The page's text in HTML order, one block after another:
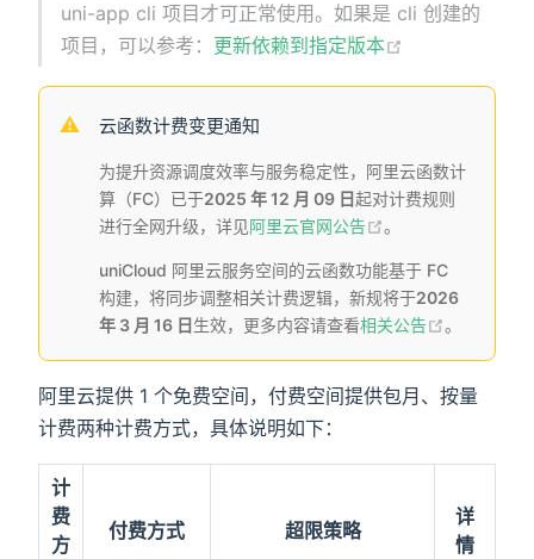
uni-app cli 项目才可正常使用。如果是 cli 创建的
项目，可以参考： 更新依赖到指定版本
云函数计费变更通知
为提升资源调度效率与服务稳定性，阿⾥云函数计
算（FC）已于2025 年 12 ⽉ 09 ⽇起对计费规则
进⾏全⽹升级，详见阿里云官网公告 。
uniCloud 阿里云服务空间的云函数功能基于 FC
构建，将同步调整相关计费逻辑，新规将于2026
年 3 月 16 日 生效，更多内容请查看相关公告 。
阿里云提供 1 个免费空间，付费空间提供包月、按量
计费两种计费方式，具体说明如下：
计
费
方
付费方式 超限策略
详
情